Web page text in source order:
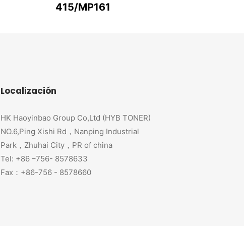
415/MP161
Localización
HK Haoyinbao Group Co,Ltd (HYB TONER)
NO.6,Ping Xishi Rd，Nanping Industrial
Park，Zhuhai City，PR of china
Tel: +86 –756- 8578633
Fax：+86-756 - 8578660